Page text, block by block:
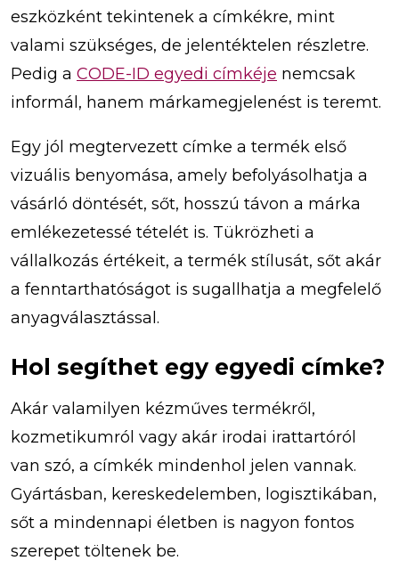
eszközként tekintenek a címkékre, mint
valami szükséges, de jelentéktelen részletre.
Pedig a CODE-ID egyedi címkéje nemcsak
informál, hanem márkamegjelenést is teremt.
Egy jól megtervezett címke a termék első
vizuális benyomása, amely befolyásolhatja a
vásárló döntését, sőt, hosszú távon a márka
emlékezetessé tételét is. Tükrözheti a
vállalkozás értékeit, a termék stílusát, sőt akár
a fenntarthatóságot is sugallhatja a megfelelő
anyagválasztással.
Hol segíthet egy egyedi címke?
Akár valamilyen kézműves termékről,
kozmetikumról vagy akár irodai irattartóról
van szó, a címkék mindenhol jelen vannak.
Gyártásban, kereskedelemben, logisztikában,
sőt a mindennapi életben is nagyon fontos
szerepet töltenek be.